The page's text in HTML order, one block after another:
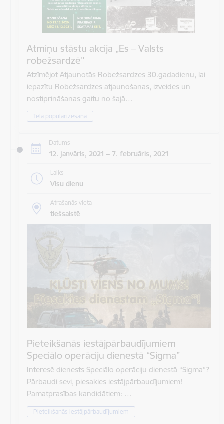
Atmiņu stāstu akcija „Es – Valsts
robežsardzē"
Atzīmējot Atjaunotās Robežsardzes 30.gadadienu, lai
iepazītu Robežsardzes atjaunošanas, izveides un
nostiprināšanas gaitu no šajā…
Tēla popularizēšana
Datums
12. janvāris, 2021 – 7. februāris, 2021
Laiks
Visu dienu
Atrašanās vieta
tiešsaistē
Pieteikšanās iestājpārbaudījumiem
Speciālo operāciju dienestā “Sigma”
Interesē dienests Speciālo operāciju dienestā “Sigma”?
Pārbaudi sevi, piesakies iestājpārbaudījumiem!
Pamatprasības kandidātiem: …
Pieteikšanās iestājpārbaudījumiem